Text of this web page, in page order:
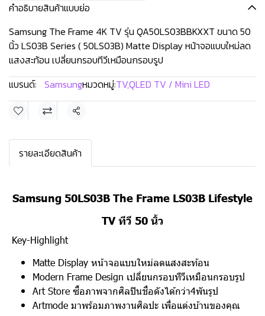
คำอธิบายสินค้าแบบย่อ
Samsung The Frame 4K TV รุ่น QA50LS03BBKXXT ขนาด 50
นิ้ว LS03B Series ( 50LS03B) Matte Display หน้าจอแบบใหม่ลด
แสงสะท้อน เปลี่ยนกรอบทีวีเหมือนกรอบรูป
แบรนด์: Samsungหมวดหมู่:TV,QLED TV / Mini LED
แชร์
รายละเอียดสินค้า
Samsung 50LS03B The Frame LS03B Lifestyle
TV ทีวี 50 นิ้ว
Key-Highlight
Matte Display หน้าจอแบบใหม่ลดแสงสะท้อน
Modern Frame Design เปลี่ยนกรอบทีวีเหมือนกรอบรูป
Art Store ซื้อภาพจากศิลปินชื่อดังได้กว่า4พันรูป
Artmode มาพร้อมภาพงานศิลปะ เพื่อแต่งบ้านของคุณ